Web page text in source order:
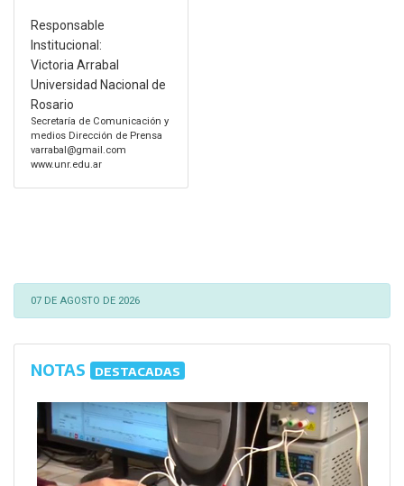
Responsable
Institucional:
Victoria Arrabal
Universidad Nacional de
Rosario
Secretaría de Comunicación y
medios Dirección de Prensa
varrabal@gmail.com
www.unr.edu.ar
07 DE AGOSTO DE 2026
NOTAS DESTACADAS